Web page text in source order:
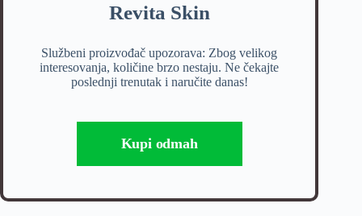
Revita Skin
Službeni proizvođač upozorava: Zbog velikog
interesovanja, količine brzo nestaju. Ne čekajte
poslednji trenutak i naručite danas!
Kupi odmah